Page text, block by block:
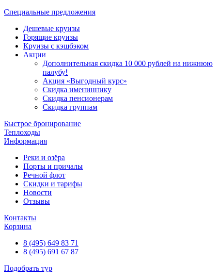
Специальные предложения
Дешевые круизы
Горящие круизы
Круизы с кэшбэком
Акции
Дополнительная скидка 10 000 рублей на нижнюю
палубу!
Акция «Выгодный курс»
Скидка имениннику
Скидка пенсионерам
Скидка группам
Быстрое бронирование
Теплоходы
Информация
Реки и озёра
Порты и причалы
Речной флот
Скидки и тарифы
Новости
Отзывы
Контакты
Корзина
8 (495) 649 83 71
8 (495) 691 67 87
Подобрать тур